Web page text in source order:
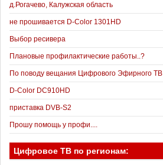
д.Рогачево, Калужская область
не прошивается D-Color 1301HD
Выбор ресивера
Плановые профилактические работы..?
По поводу вещания Цифрового Эфирного ТВ
D-Color DC910HD
приставка DVB-S2
Прошу помощь у профи....
Цифровое ТВ по регионам: